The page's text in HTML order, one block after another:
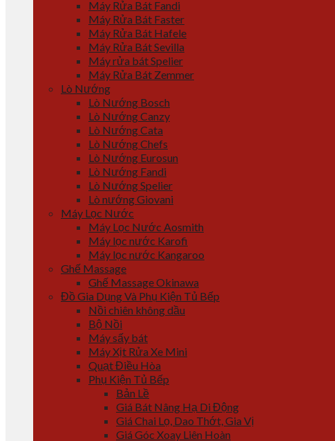
Máy Rửa Bát Fandi
Máy Rửa Bát Faster
Máy Rửa Bát Hafele
Máy Rửa Bát Sevilla
Máy rửa bát Spelier
Máy Rửa Bát Zemmer
Lò Nướng
Lò Nướng Bosch
Lò Nướng Canzy
Lò Nướng Cata
Lò Nướng Chefs
Lò Nướng Eurosun
Lò Nướng Fandi
Lò Nướng Spelier
Lò nướng Giovani
Máy Lọc Nước
Máy Lọc Nước Aosmith
Máy lọc nước Karofi
Máy lọc nước Kangaroo
Ghế Massage
Ghế Massage Okinawa
Đồ Gia Dụng Và Phụ Kiện Tủ Bếp
Nồi chiên không dầu
Bộ Nồi
Máy sấy bát
Máy Xịt Rửa Xe Mini
Quạt Điều Hòa
Phụ Kiện Tủ Bếp
Bản Lề
Giá Bát Nâng Hạ Di Động
Giá Chai Lọ, Dao Thớt, Gia Vị
Giá Góc Xoay Liên Hoàn